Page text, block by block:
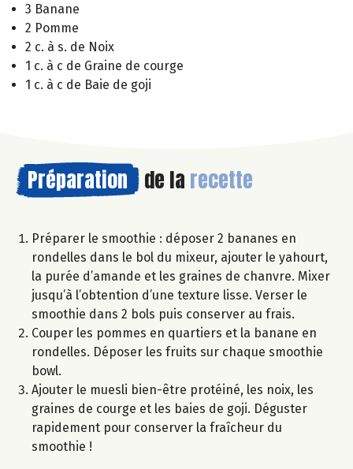
3 Banane
2 Pomme
2 c. à s. de Noix
1 c. à c de Graine de courge
1 c. à c de Baie de goji
Préparation de la recette
Préparer le smoothie : déposer 2 bananes en
rondelles dans le bol du mixeur, ajouter le yahourt,
la purée d’amande et les graines de chanvre. Mixer
jusqu’à l’obtention d’une texture lisse. Verser le
smoothie dans 2 bols puis conserver au frais.
Couper les pommes en quartiers et la banane en
rondelles. Déposer les fruits sur chaque smoothie
bowl.
Ajouter le muesli bien-être protéiné, les noix, les
graines de courge et les baies de goji. Déguster
rapidement pour conserver la fraîcheur du
smoothie !